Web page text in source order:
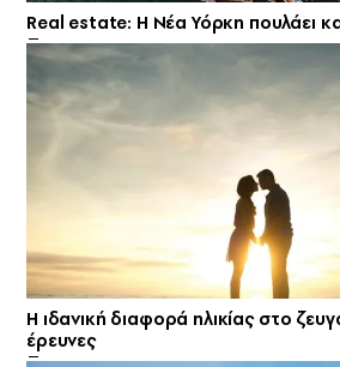
Real estate: H Νέα Υόρκη πουλάει
Η ιδανική διαφορά ηλικίας στο
έρευνες